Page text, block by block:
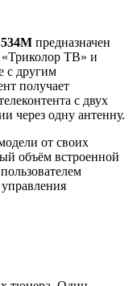
предназначен
«Триколор ТВ» и
с другим
получает
с двух
через одну антенну.
от своих
объём встроенной